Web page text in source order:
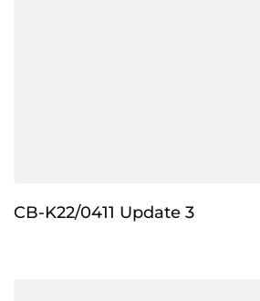
CB-K22/0411 Update 3